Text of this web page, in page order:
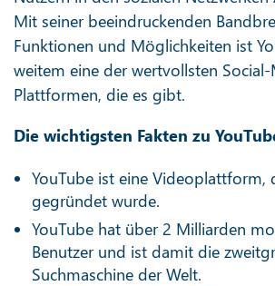
Mit seiner beeindruckenden
Funktionen und Möglichkeiten ist
weitem eine der wertvollsten
Plattformen, die es gibt.
Die wichtigsten Fakten zu
YouTube ist eine Videoplattform,
gegründet wurde.
YouTube hat über 2 Milliarden
Benutzer und ist damit die
Suchmaschine der Welt.